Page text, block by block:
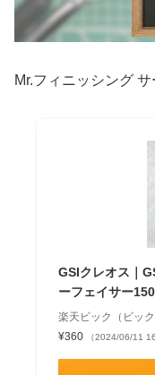
Mr.フィニッシング
GSIクレオス｜
ーフェイサー
楽天ビック（ビック
¥360
（2024/06/11